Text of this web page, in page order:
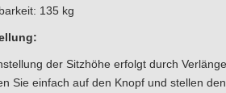
135 kg
der Sitzhöhe erfolgt durch
Sie einfach auf den Knopf und stellen